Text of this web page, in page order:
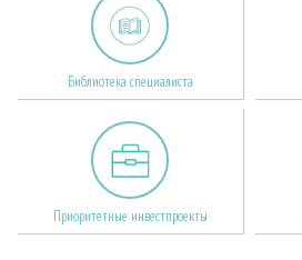
Библиотека специалиста
Приоритетные инвестпроекты